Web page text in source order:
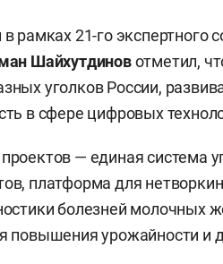
рамках 21-го экспертного
Шайхутдиновотметил,
уголков России,
в сфере цифровых
— единая система
платформа для
болезней молочных
повышения урожайности и